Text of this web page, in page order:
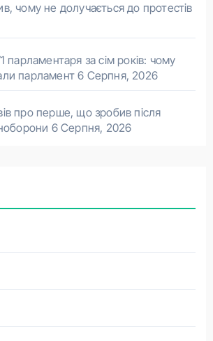
чому не долучається до протестів
парламентаря за сім років: чому
парламент 6 Серпня, 2026
про перше, що зробив після
6 Серпня, 2026